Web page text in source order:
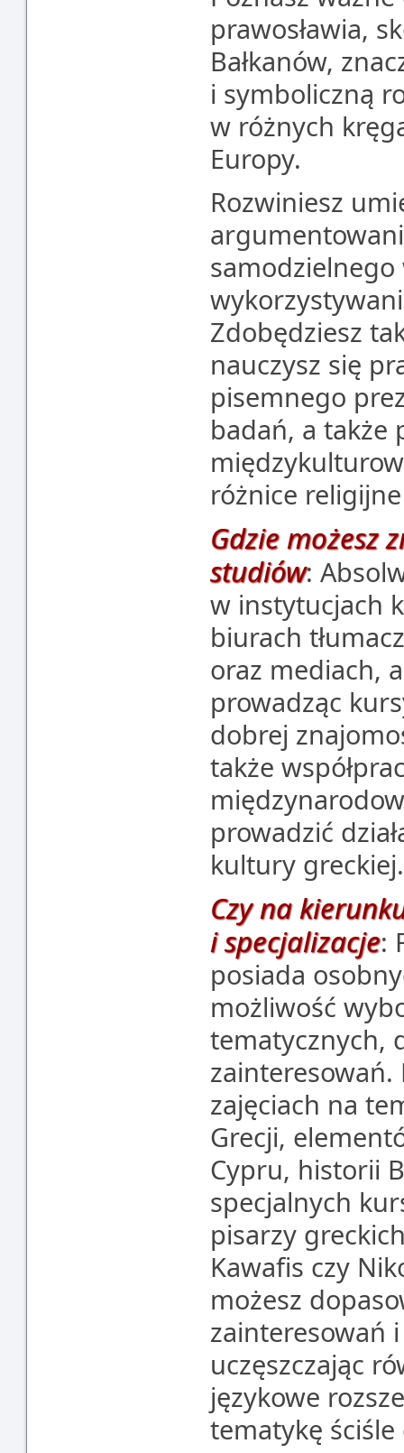
prawosławia,
Bałkanów,
i symboliczną
w różnych
Europy.
Rozwiniesz
Zdobędziesz
nauczysz się
pisemnego
badań, a także
różnice
Gdzie możesz
studiów:
w instytucjach
biurach
oraz mediach,
prowadząc
dobrej
także
prowadzić
kultury greckiej.
Czy na
i specjalizacje:
posiada
możliwość
tematycznych,
zainteresowań.
zajęciach na
Grecji,
Cypru, historii
specjalnych
pisarzy
Kawafis czy
możesz
zainteresowań
uczęszczając
językowe
tematykę ściśle